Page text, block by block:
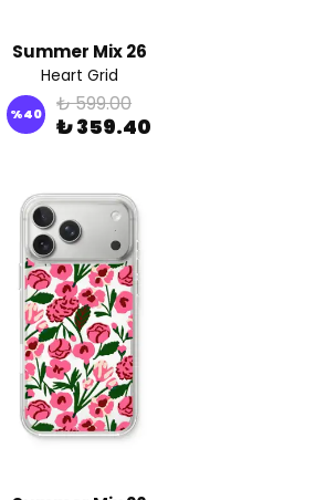
Summer Mix 26
Heart Grid
%40 ₺ 599.00
₺ 359.40